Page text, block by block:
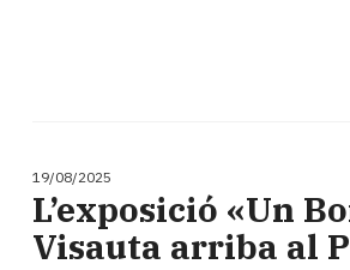
19/08/2025
L’exposició «Un
Visauta arriba al